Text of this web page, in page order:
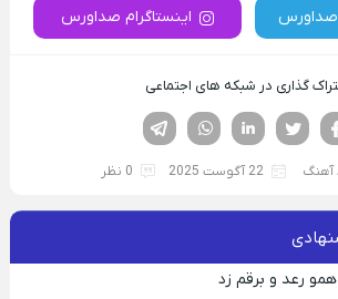
صداورس اینستاگرام صداورس
گذاری در شبکه های اجتماعی
لینکدین تویتر
فیسوک
آهنگ 22 آگوست 2025 0 نظر
رعد و برقم زد